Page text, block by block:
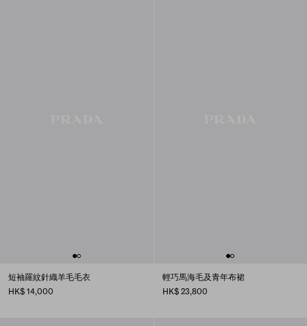
短袖羅紋針織羊毛毛衣
HK$ 14,000
輕巧馬海毛及青年布裙
HK$ 23,800